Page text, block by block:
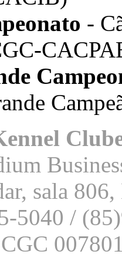
-
sala
5040 /
CGC